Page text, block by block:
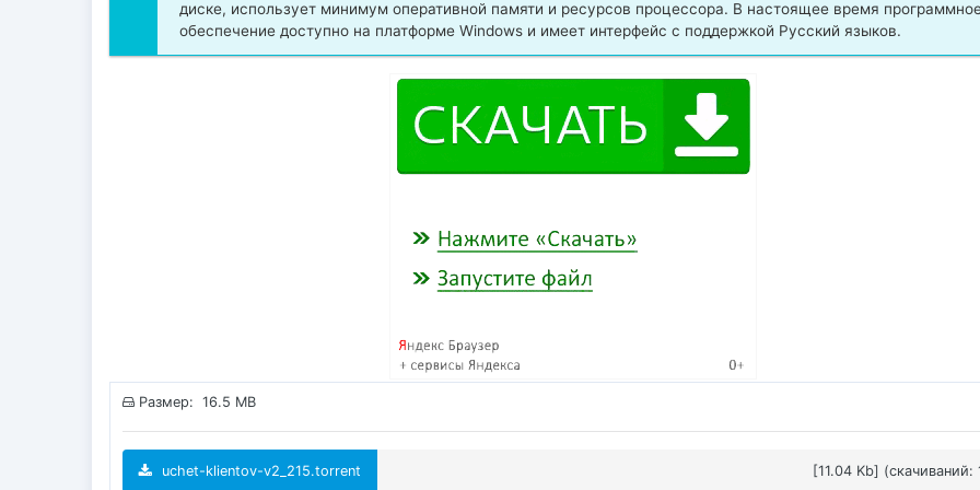
диске, использует минимум оперативной памяти и ресурсов процессора. В настоящее время
обеспечение доступно на платформе Windows и имеет интерфейс с поддержкой Русский языков.
Размер: 16.5 MB
uchet-klientov-v2_215.torrent [11.04 Kb] (cкачиваний: